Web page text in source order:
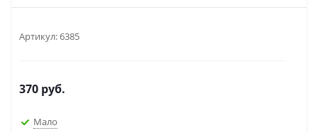
Артикул:6385
370 руб.
Мало